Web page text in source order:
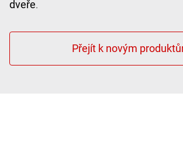
dveře.